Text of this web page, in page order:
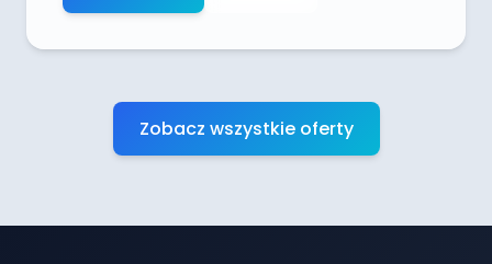
Zobacz wszystkie oferty